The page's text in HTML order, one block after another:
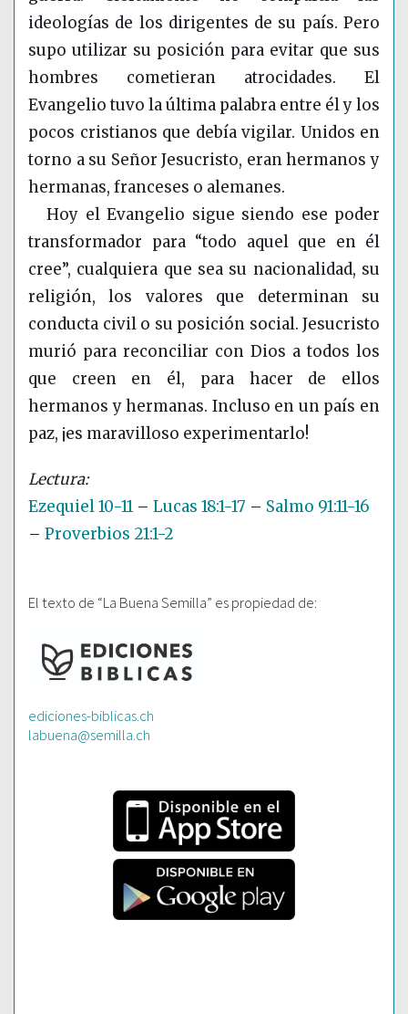
ideologías de los dirigentes de su país. Pero
supo utilizar su posición para evitar que sus
hombres cometieran atrocidades. El
Evangelio tuvo la última palabra entre él y los
pocos cristianos que debía vigilar. Unidos en
torno a su Señor Jesucristo, eran hermanos y
hermanas, franceses o alemanes.
Hoy el Evangelio sigue siendo ese poder
transformador para “todo aquel que en él
cree”, cualquiera que sea su nacionalidad, su
religión, los valores que determinan su
conducta civil o su posición social. Jesucristo
murió para reconciliar con Dios a todos los
que creen en él, para hacer de ellos
hermanos y hermanas. Incluso en un país en
paz, ¡es maravilloso experimentarlo!
Ezequiel 10-11 – Lucas 18:1-17 – Salmo 91:11-16
– Proverbios 21:1-2
El texto de “La Buena Semilla” es propiedad de:
ediciones-biblicas.ch
labuena@semilla.ch